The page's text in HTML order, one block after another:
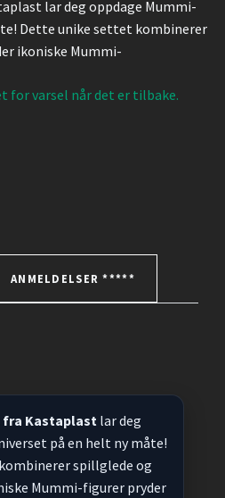
lar deg oppdage Mummi-
Dette unike settet kombinerer
ikoniske Mummi-
for varsel når det er tilbake.
ANMELDELSER *****
fra Kastaplast lar deg
på en helt ny måte!
spillglede og
Mummi-figurer pryder